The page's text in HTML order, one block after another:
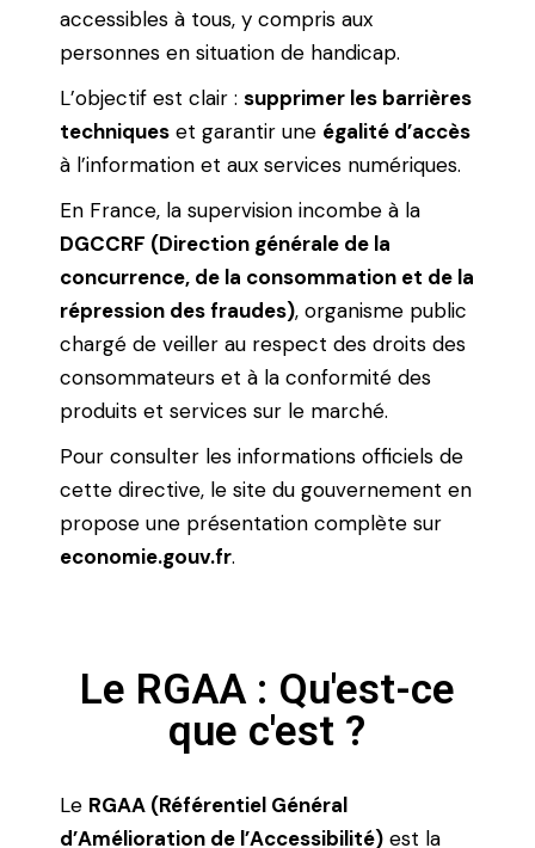
accessibles à tous, y compris aux
personnes en situation de handicap.
L’objectif est clair :supprimer les barrières
techniques et garantir une égalité d’accès
à l’information et aux services numériques.
En France, la supervision incombe à la
DGCCRF (Direction générale de la
concurrence, de la consommation et de la
répression des fraudes), organisme public
chargé de veiller au respect des droits des
consommateurs et à la conformité des
produits et services sur le marché.
Pour consulter les informations officiels de
cette directive, le site du gouvernement en
propose une présentation complète sur
economie.gouv.fr.
Le RGAA : Qu'est-ce
que c'est ?
Le RGAA (Référentiel Général
d’Amélioration de l’Accessibilité) est la